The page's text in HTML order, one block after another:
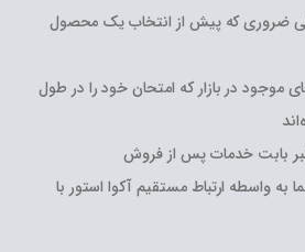
ضروری که پیش از انتخاب یک محصول
در بازار که امتحان خود را در طول
بابت خدمات پس از فروش
واسطه ارتباط مستقیم آکوا استور با